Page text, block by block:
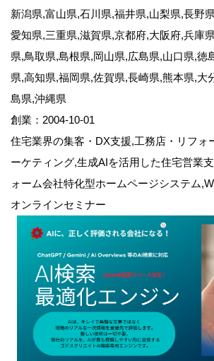
新潟県,富山県,石川県,福井県,山梨県,長野
愛知県,三重県,滋賀県,京都府,大阪府,兵庫
県,鳥取県,島根県,岡山県,広島県,山口県,徳
県,高知県,福岡県,佐賀県,長崎県,熊本県,大
島県,沖縄県
創業：2004-10-01
住宅業界の集客・DX支援,工務店・リフォ
ーケティング,生成AIを活用した住宅営業
ォーム会社特化型ホームページシステム
オンラインセミナー